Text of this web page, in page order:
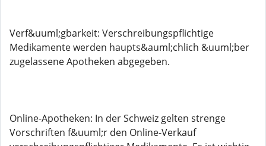
Verf&uuml;gbarkeit: Verschreibungspflichtige
Medikamente werden haupts&auml;chlich &uuml;ber
zugelassene Apotheken abgegeben.
Online-Apotheken: In der Schweiz gelten strenge
Vorschriften f&uuml;r den Online-Verkauf